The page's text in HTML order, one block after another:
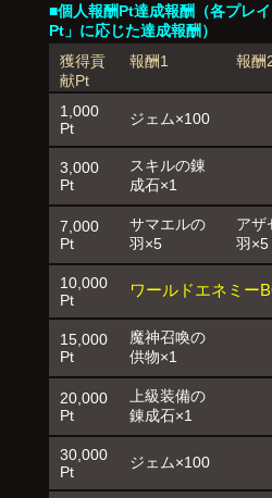
■個人報酬Pt達成報酬（各プレ
Pt」に応じた達成報酬）
獲得貢
献Pt
報酬1 報酬
1,000
Pt
ジェム×100
3,000
Pt
スキルの錬
成石×1
7,000
Pt
サマエルの
羽×5
アザ
羽×5
10,000
Pt
ワールドエネミー
15,000
Pt
魔神召喚の
供物×1
20,000
Pt
上級装備の
錬成石×1
30,000
Pt
ジェム×100